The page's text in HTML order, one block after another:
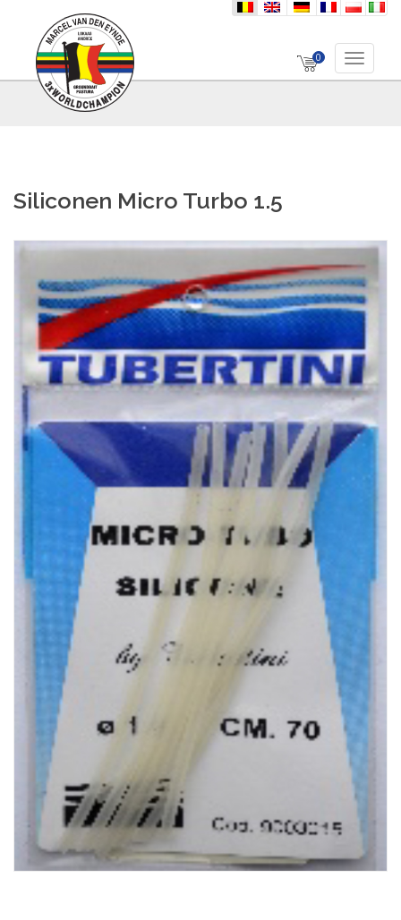
nl en de fr pl it
0 Toggle
Siliconen Micro Turbo 1.5